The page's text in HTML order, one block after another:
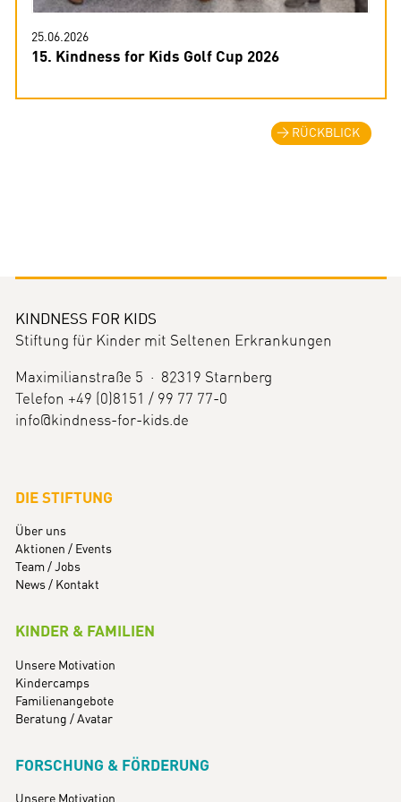
25.06.2026
15. Kindness for Kids Golf Cup 2026
RÜCKBLICK
KINDNESS FOR KIDS
Stiftung für Kinder mit Seltenen Erkrankungen
Maximilianstraße 5 · 82319 Starnberg
Telefon +49 (0)8151 / 99 77 77-0
info@kindness-for-kids.de
DIE STIFTUNG
Über uns
Aktionen / Events
Team / Jobs
News / Kontakt
KINDER & FAMILIEN
Unsere Motivation
Kindercamps
Familienangebote
Beratung / Avatar
FORSCHUNG & FÖRDERUNG
Unsere Motivation